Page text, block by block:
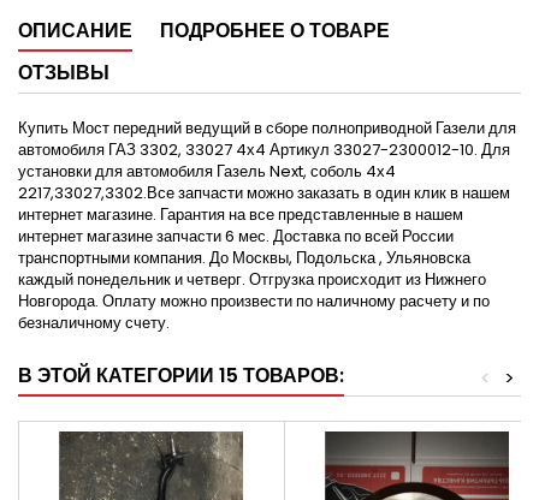
ОПИСАНИЕ
ПОДРОБНЕЕ О ТОВАРЕ
ОТЗЫВЫ
Купить Мост передний ведущий в сборе полноприводной Газели для
автомобиля ГАЗ 3302, 33027 4х4 Артикул 33027-2300012-10. Для
установки для автомобиля Газель Next, соболь 4х4
2217,33027,3302.Все запчасти можно заказать в один клик в нашем
интернет магазине. Гарантия на все представленные в нашем
интернет магазине запчасти 6 мес. Доставка по всей России
транспортными компания. До Москвы, Подольска , Ульяновска
каждый понедельник и четверг. Отгрузка происходит из Нижнего
Новгорода. Оплату можно произвести по наличному расчету и по
безналичному счету.
В ЭТОЙ КАТЕГОРИИ 15 ТОВАРОВ: >
<